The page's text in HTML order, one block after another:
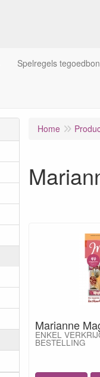
Spelregels
Home
Marianne
ENKEL
BESTELLING